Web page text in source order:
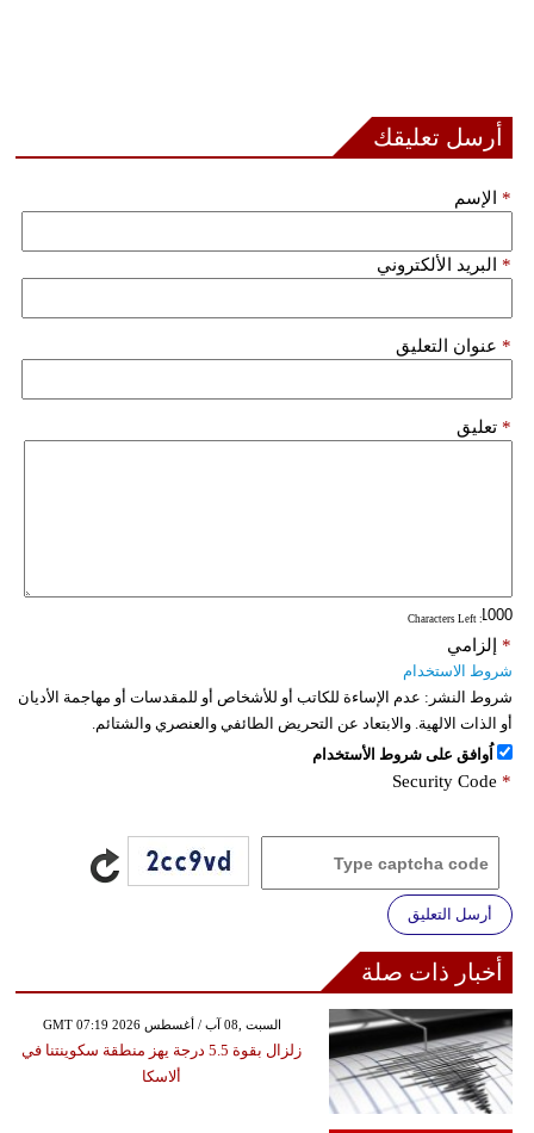
أرسل تعليقك
الإسم *
البريد الألكتروني *
عنوان التعليق *
تعليق *
: Characters Left
إلزامي *
شروط الاستخدام
شروط النشر: عدم الإساءة للكاتب أو للأشخاص أو للمقدسات أو مهاجمة الأديان
أو الذات الالهية. والابتعاد عن التحريض الطائفي والعنصري والشتائم.
اُوافق على شروط الأستخدام
Security Code *
أرسل التعليق
أخبار ذات صلة
GMT 07:19 2026 السبت ,08 آب / أغسطس
زلزال بقوة 5.5 درجة يهز منطقة سكوينتنا في
ألاسكا